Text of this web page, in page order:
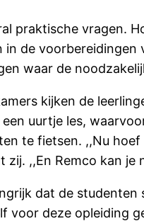
praktische vragen.
de voorbereidingen
waar de
kijken de
uurtje les,
te fietsen. ,,Nu hoef
,,En Remco kan je
dat de
voor deze opleiding